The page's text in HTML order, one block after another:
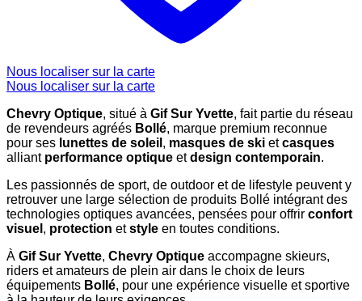
Nous localiser sur la carte
Nous localiser sur la carte
Chevry Optique, situé à Gif Sur Yvette, fait partie du réseau
de revendeurs agréés Bollé, marque premium reconnue
pour ses lunettes de soleil , masques de ski etcasques
alliant performance optique etdesign contemporain.
Les passionnés de sport, de outdoor et de lifestyle peuvent y
retrouver une large sélection de produits Bollé intégrant des
technologies optiques avancées, pensées pour offrir confort
visuel , protection etstyle en toutes conditions.
À Gif Sur Yvette, Chevry Optique accompagne skieurs,
riders et amateurs de plein air dans le choix de leurs
équipements Bollé, pour une expérience visuelle et sportive